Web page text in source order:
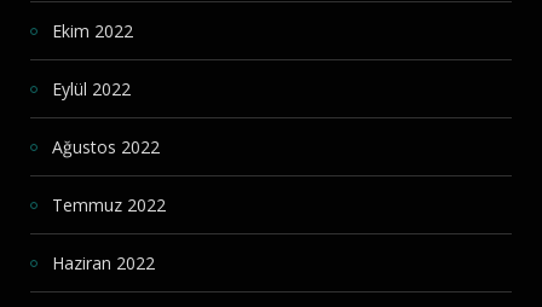
Ekim 2022
Eylül 2022
Ağustos 2022
Temmuz 2022
Haziran 2022